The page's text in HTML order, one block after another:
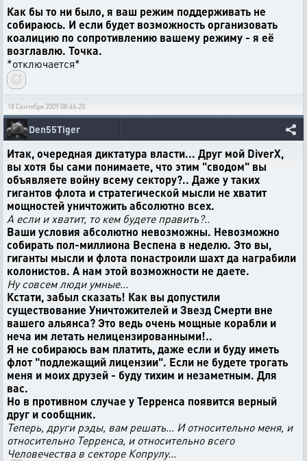
Как бы то ни было, я ваш режим поддерживать не
собираюсь. И если будет возможность организовать
коалицию по сопротивлению вашему режиму - я её
возглавлю. Точка.
*отключается*
18 Сентября 2009 08:46:20
Den55Tiger
Итак, очередная диктатура власти... Друг мой DiverX,
вы хотя бы сами понимаете, что этим "сводом" вы
объявляете войну всему сектору?.. Даже у таких
гигантов флота и стратегической мысли не хватит
мощностей уничтожить абсолютно всех.
А если и хватит, то кем будете править?..
Ваши условия абсолютно невозможны. Невозможно
собирать пол-миллиона Веспена в неделю. Это вы,
гиганты мысли и флота понастроили шахт да награбили
колонистов. А нам этой возможности не даете.
Ну совсем люди умные...
Кстати, забыл сказать! Как вы допустили
существование Уничтожителей и Звезд Смерти вне
вашего альянса? Это ведь очень мощные корабли и
неча им летать нелицензированными!..
Я не собираюсь вам платить, даже если и буду иметь
флот "подлежащий лицензии". Если не будете трогать
меня и моих друзей - буду тихим и незаметным. Для
вас.
Но в противном случае у Терренса появится верный
друг и сообщник.
Теперь, други рэды, вам решать... И относительно меня, и
относительно Терренса, и относительно всего
Человечества в секторе Копрулу...